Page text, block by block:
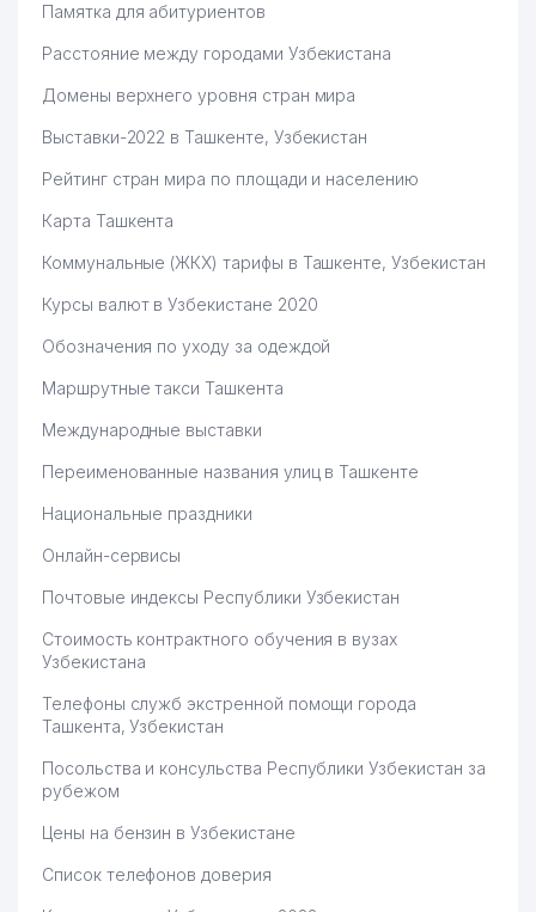
Памятка для абитуриентов
Расстояние между городами Узбекистана
Домены верхнего уровня стран мира
Выставки-2022 в Ташкенте, Узбекистан
Рейтинг стран мира по площади и населению
Карта Ташкента
Коммунальные (ЖКХ) тарифы в Ташкенте, Узбекистан
Курсы валют в Узбекистане 2020
Обозначения по уходу за одеждой
Маршрутные такси Ташкента
Международные выставки
Переименованные названия улиц в Ташкенте
Национальные праздники
Онлайн-сервисы
Почтовые индексы Республики Узбекистан
Стоимость контрактного обучения в вузах
Узбекистана
Телефоны служб экстренной помощи города
Ташкента, Узбекистан
Посольства и консульства Республики Узбекистан за
рубежом
Цены на бензин в Узбекистане
Список телефонов доверия